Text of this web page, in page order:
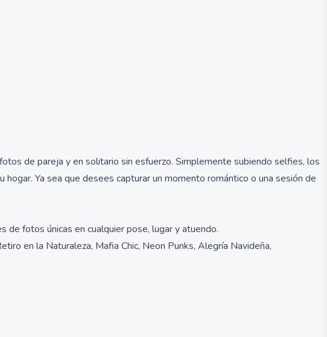
de pareja y en solitario sin esfuerzo. Simplemente subiendo selfies, los
Ya sea que desees capturar un momento romántico o una sesión de
fotos únicas en cualquier pose, lugar y atuendo.
en la Naturaleza, Mafia Chic, Neon Punks, Alegría Navideña,